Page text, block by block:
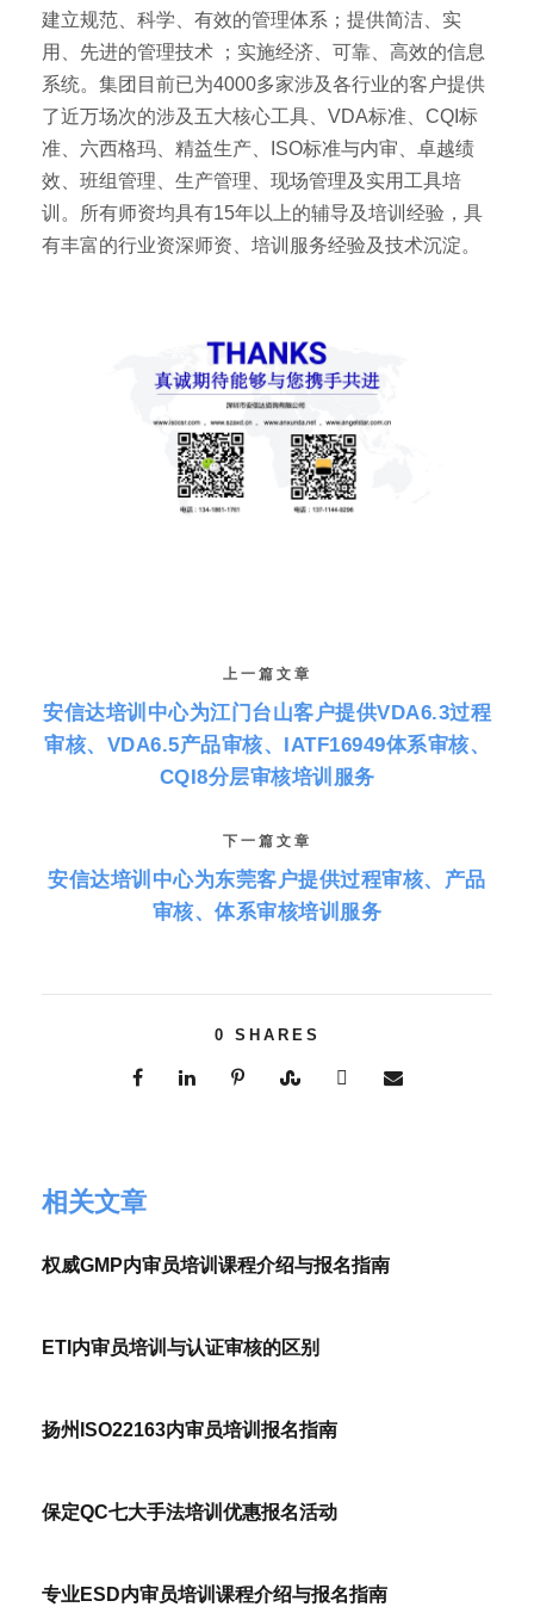
建立规范、科学、有效的管理体系；提供简洁、实
用、先进的管理技术 ；实施经济、可靠、高效的信息
系统。集团目前已为4000多家涉及各行业的客户提供
了近万场次的涉及五大核心工具、VDA标准、CQI标
准、六西格玛、精益生产、ISO标准与内审、卓越绩
效、班组管理、生产管理、现场管理及实用工具培
训。所有师资均具有15年以上的辅导及培训经验，具
有丰富的行业资深师资、培训服务经验及技术沉淀。
上一篇文章
安信达培训中心为江门台山客户提供VDA6.3过程
审核、VDA6.5产品审核、IATF16949体系审核、
CQI8分层审核培训服务
下一篇文章
安信达培训中心为东莞客户提供过程审核、产品
审核、体系审核培训服务
0 SHARES
相关文章
权威GMP内审员培训课程介绍与报名指南
ETI内审员培训与认证审核的区别
扬州ISO22163内审员培训报名指南
保定QC七大手法培训优惠报名活动
专业ESD内审员培训课程介绍与报名指南